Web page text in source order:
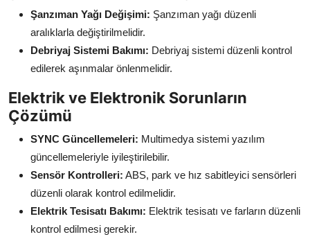
Şanzıman Yağı Değişimi: Şanzıman yağı düzenli
aralıklarla değiştirilmelidir.
Debriyaj Sistemi Bakımı: Debriyaj sistemi düzenli kontrol
edilerek aşınmalar önlenmelidir.
Elektrik ve Elektronik Sorunların
Çözümü
SYNC Güncellemeleri: Multimedya sistemi yazılım
güncellemeleriyle iyileştirilebilir.
Sensör Kontrolleri: ABS, park ve hız sabitleyici sensörleri
düzenli olarak kontrol edilmelidir.
Elektrik Tesisatı Bakımı: Elektrik tesisatı ve farların düzenli
kontrol edilmesi gerekir.